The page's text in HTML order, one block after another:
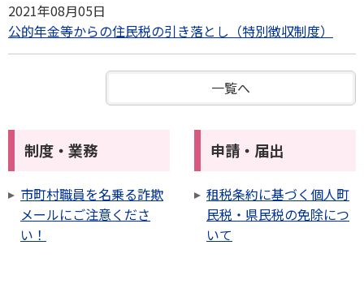
2021年08月05日
公的年金等からの住民税の引き落とし（特別徴収制度）
一覧へ
制度・業務
市町村職員を名乗る詐欺
メールにご注意くださ
い！
申請・届出
租税条約に基づく個人町
民税・県民税の免除につ
いて